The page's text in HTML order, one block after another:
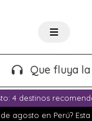
Que fluya la
4 destinos
agosto en Perú?